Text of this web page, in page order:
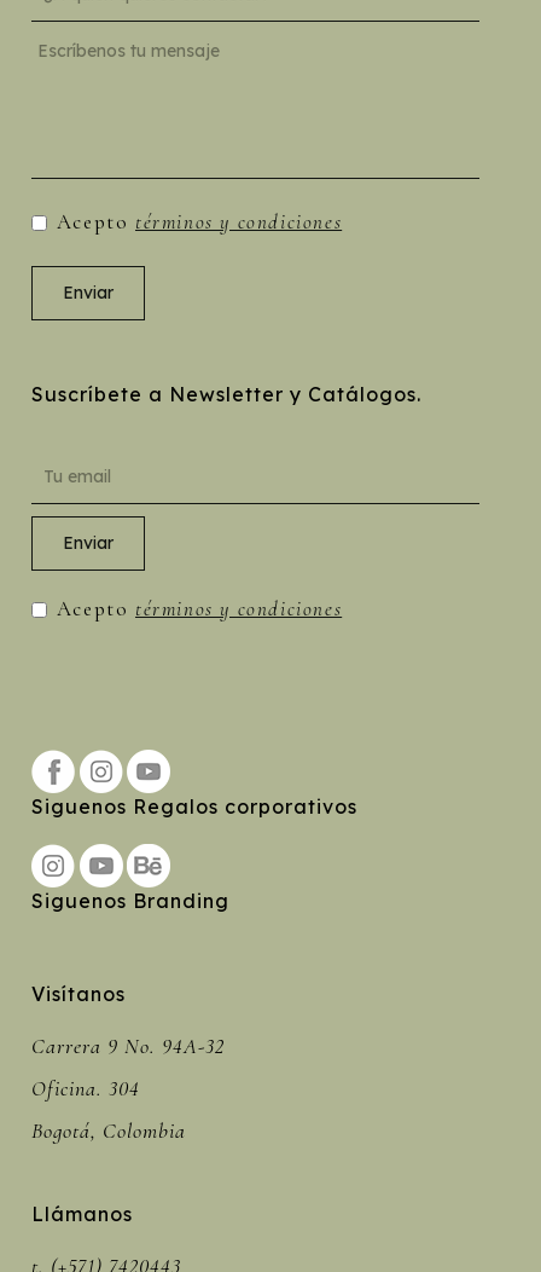
Acepto términos y condiciones
Suscríbete a Newsletter y Catálogos.
Acepto términos y condiciones
Siguenos Regalos corporativos
Siguenos Branding
Visítanos
Carrera 9 No. 94A-32
Oficina. 304
Bogotá, Colombia
Llámanos
t. (+571) 7420443